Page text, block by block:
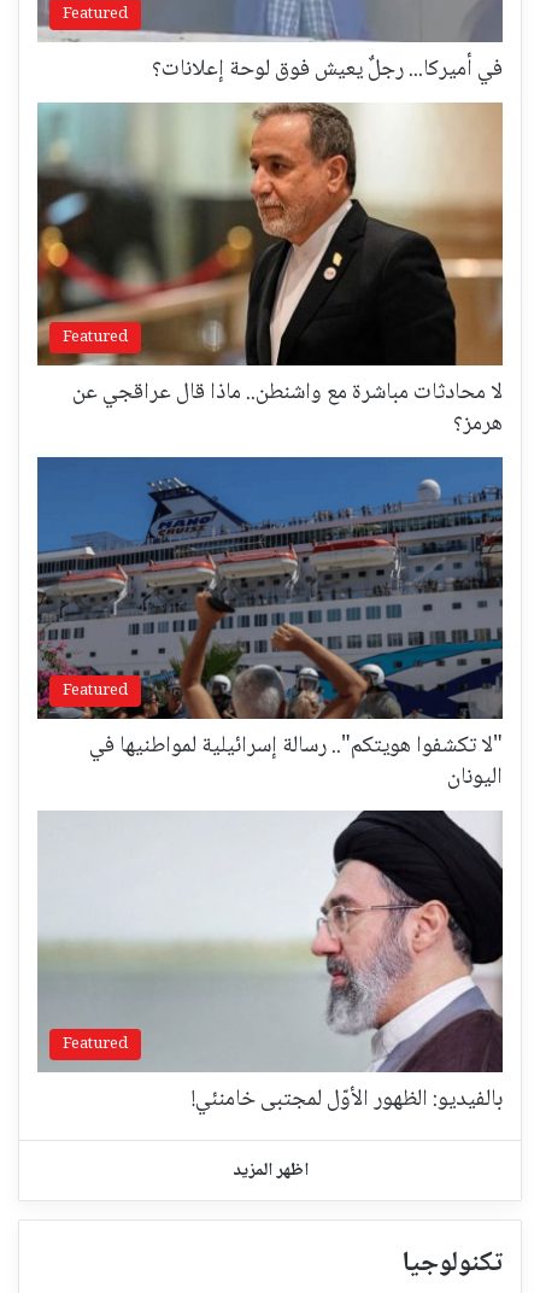
Featured
في أميركا... رجلٌ يعيش فوق لوحة إعلانات؟
Featured
لا محادثات مباشرة مع واشنطن.. ماذا قال عراقجي عن
هرمز؟
Featured
"لا تكشفوا هويتكم".. رسالة إسرائيلية لمواطنيها في
اليونان
Featured
بالفيديو: الظهور الأوّل لمجتبى خامنئي!
اظهر المزيد
تكنولوجيا